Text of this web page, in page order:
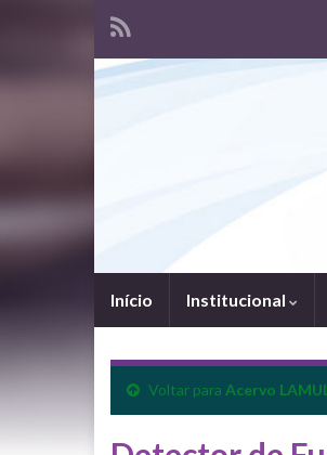
Início Institucional
Voltar para Acervo